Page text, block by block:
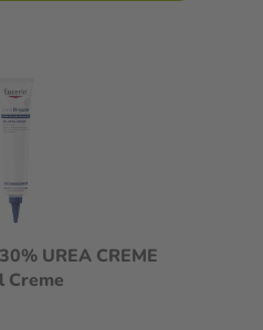
UREA CREME
Creme